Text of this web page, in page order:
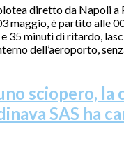
diretto da Napoli a
maggio, è partito alle
35 minuti di ritardo,
dell’aeroporto,
sciopero, la
SAS ha